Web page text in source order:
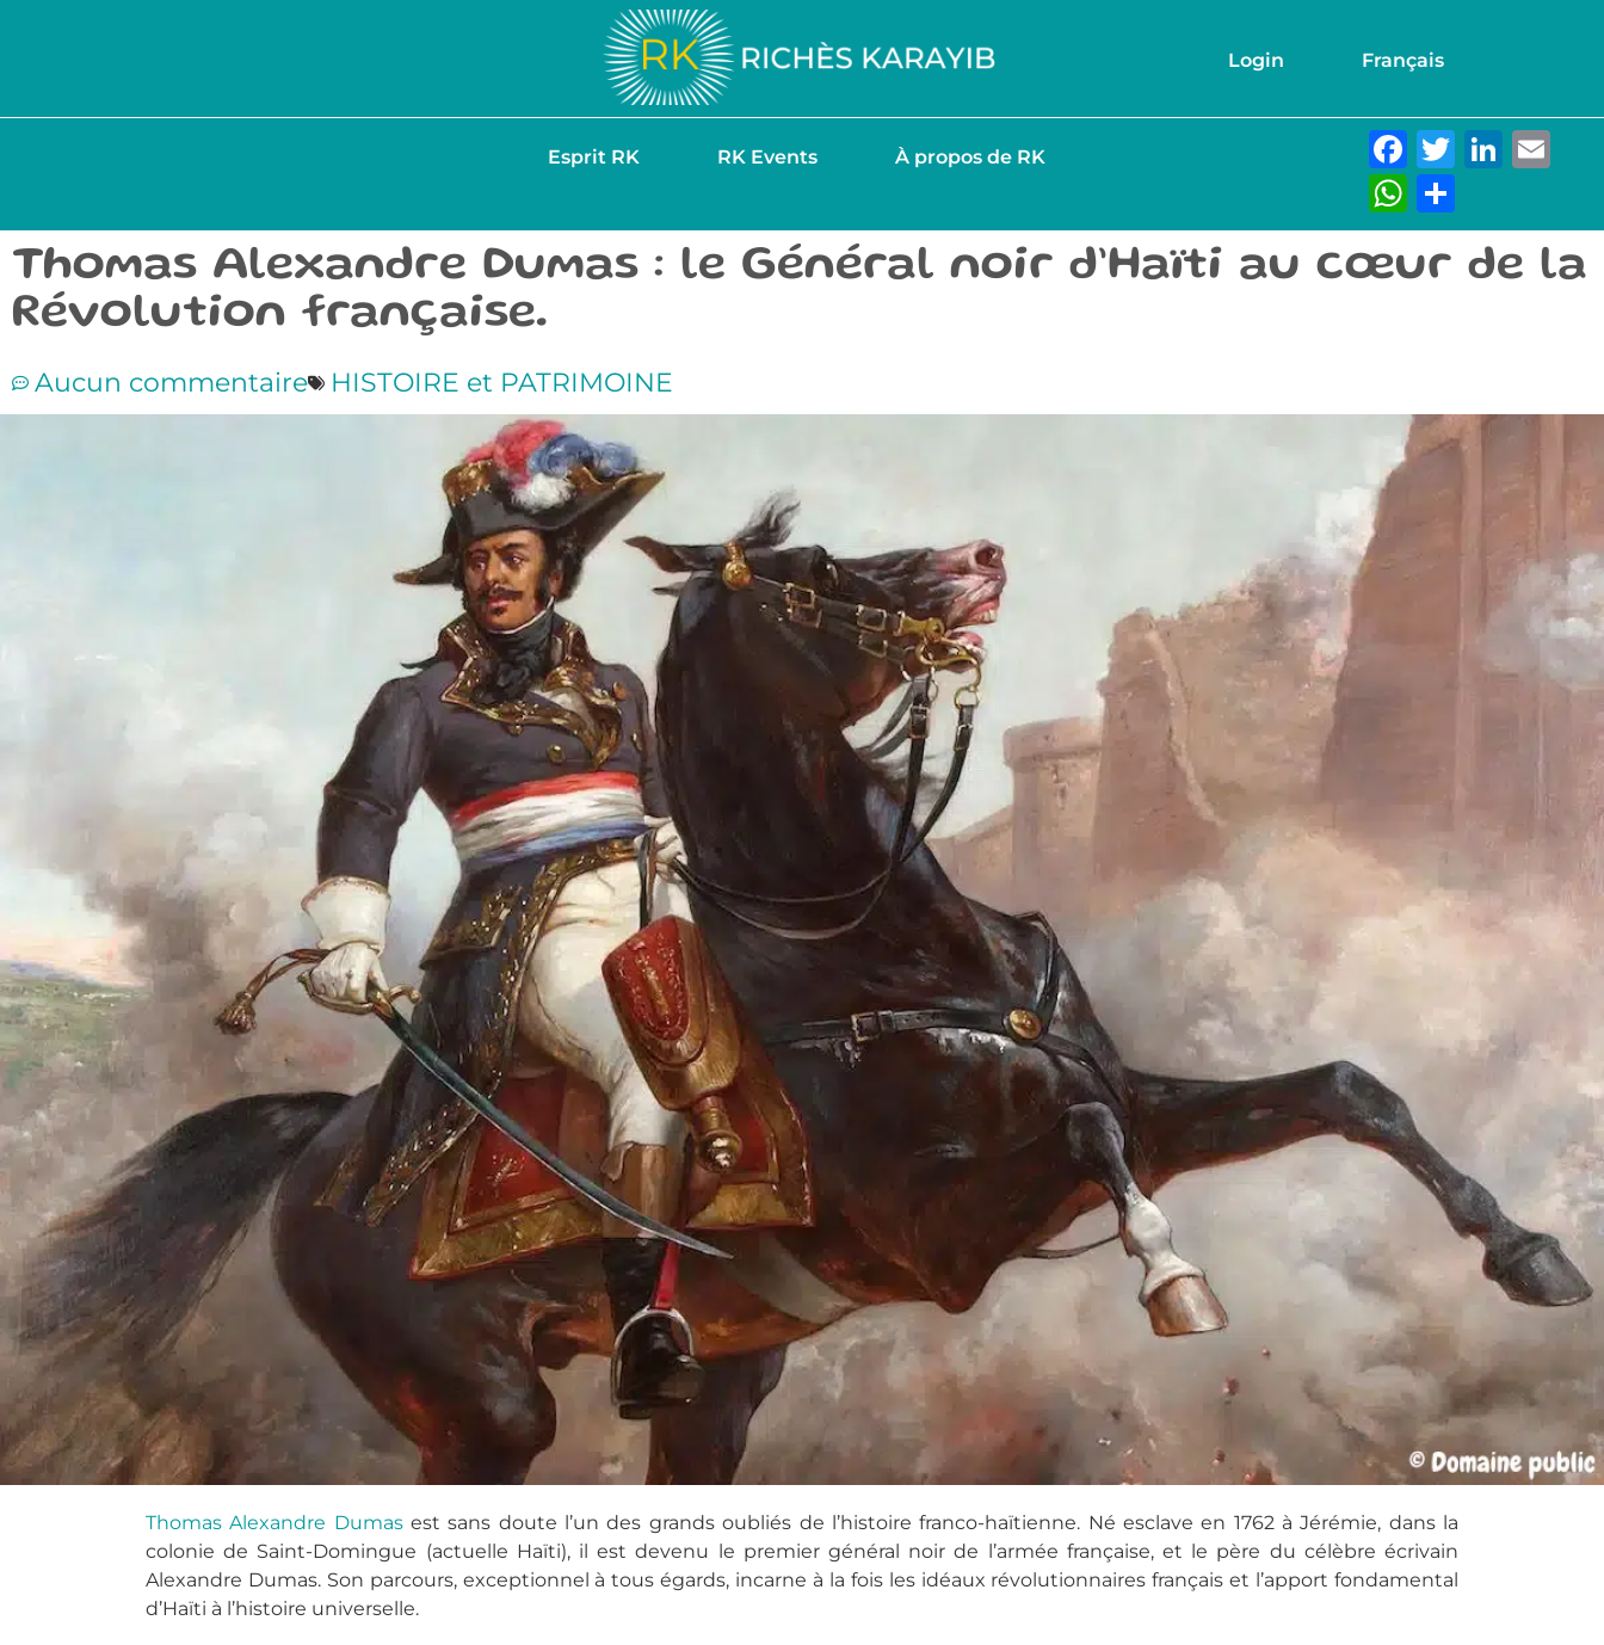
Login Français
Esprit RK RK Events À propos de RK Facebook
Twitter
Thomas Alexandre Dumas : le Général noir d’Haïti au cœur de la
Révolution française.
Aucun commentaire HISTOIRE et PATRIMOINE
Thomas Alexandre Dumasest sans doute l’un des grands oubliés de l’histoire franco-haïtienne. Né esclave en 1762 à Jérémie, dans la
colonie de Saint-Domingue (actuelle Haïti), il est devenu le premier général noir de l’armée française, et le père du célèbre écrivain
Alexandre Dumas. Son parcours, exceptionnel à tous égards, incarne à la fois les idéaux révolutionnaires français et l’apport fondamental
d’Haïti à l’histoire universelle.